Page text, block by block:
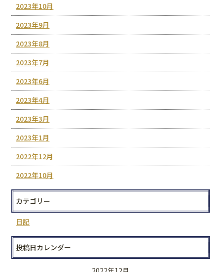
2023年10月
2023年9月
2023年8月
2023年7月
2023年6月
2023年4月
2023年3月
2023年1月
2022年12月
2022年10月
カテゴリー
日記
投稿日カレンダー